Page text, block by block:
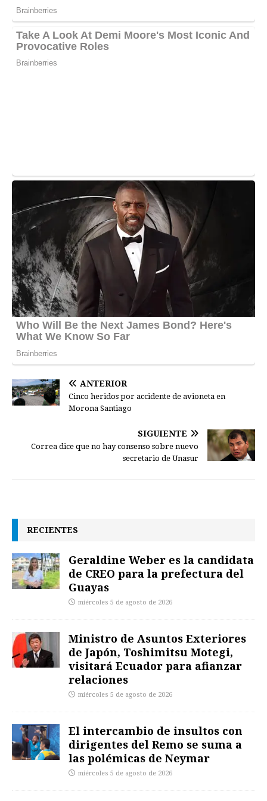
ANTERIOR
Cinco heridos por accidente de avioneta en
Morona Santiago
SIGUIENTE
Correa dice que no hay consenso sobre nuevo
secretario de Unasur
RECIENTES
Geraldine Weber es la candidata
de CREO para la prefectura del
Guayas
miércoles 5 de agosto de 2026
Ministro de Asuntos Exteriores
de Japón, Toshimitsu Motegi,
visitará Ecuador para afianzar
relaciones
miércoles 5 de agosto de 2026
El intercambio de insultos con
dirigentes del Remo se suma a
las polémicas de Neymar
miércoles 5 de agosto de 2026